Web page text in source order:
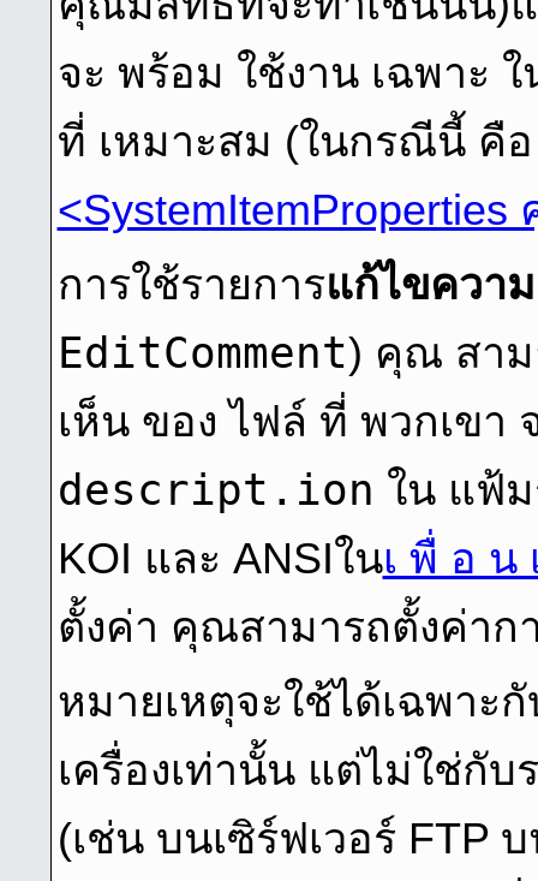
จะ พร้อม ใช้งาน เฉพาะ
ที่ เหมาะสม (ในกรณีนี้ คื
การใช้รายการแก้ไขควา
EditComment) คุณ สาม
เห็น ของ ไฟล์ ที่ พวกเขา
descript.ion ใน แฟ้ม
KOI และ ANSIในเ พื่ อ น
ตั้งค่า คุณสามารถตั้งค่าก
หมายเหตุจะใช้ได้เฉพาะ
เครื่องเท่านั้น แต่ไม่ใช่กั
(เช่น บนเซิร์ฟเวอร์ FTP